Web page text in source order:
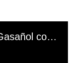
El mal momento de Yanina Gasañol con un hincha argentino en "Subrayado"